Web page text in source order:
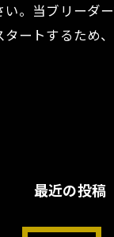
。当ブリーダ
ートするため
最近の投稿